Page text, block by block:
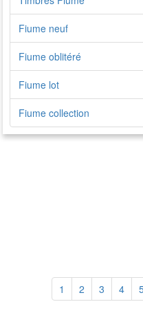
Fiume neuf
Fiume oblitéré
Fiume lot
Fiume collection
1 2 3 4